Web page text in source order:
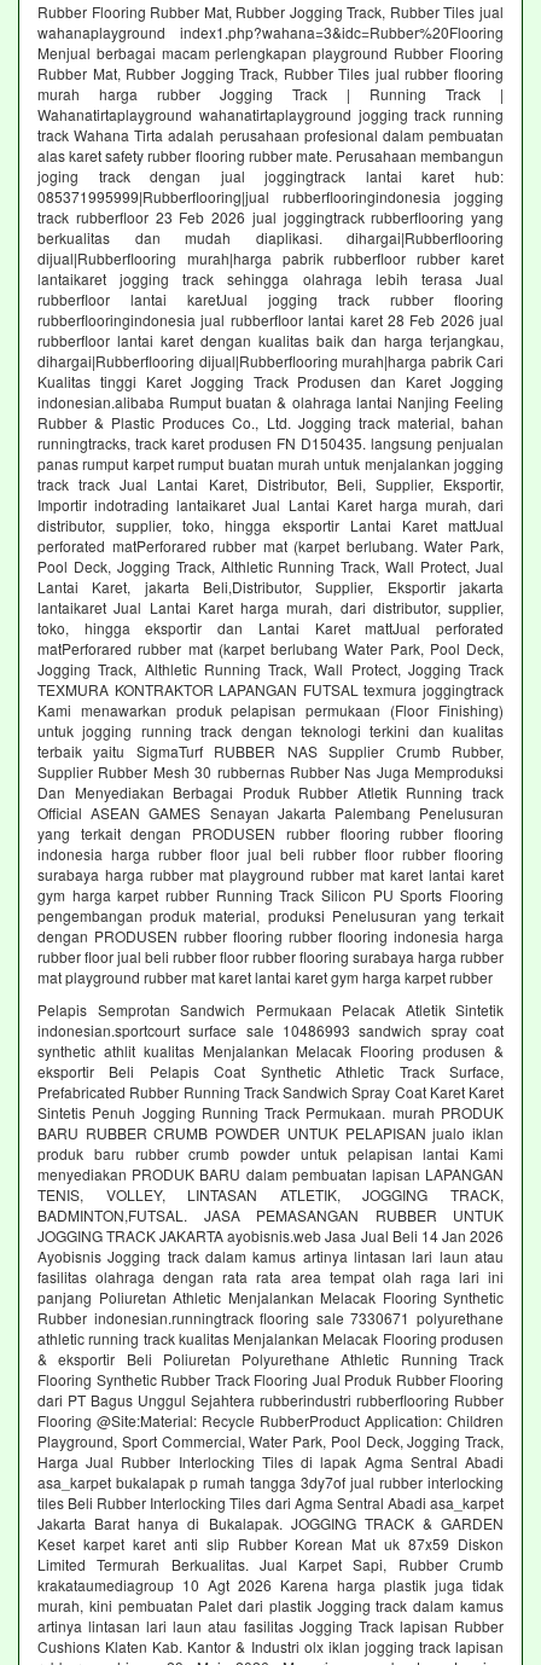
Rubber Flooring Rubber Mat, Rubber Jogging Track, Rubber Tiles jual
wahanaplayground index1.php?wahana=3&idc=Rubber%20Flooring
Menjual berbagai macam perlengkapan playground Rubber Flooring
Rubber Mat, Rubber Jogging Track, Rubber Tiles jual rubber flooring
murah harga rubber Jogging Track | Running Track |
Wahanatirtaplayground wahanatirtaplayground jogging track running
track Wahana Tirta adalah perusahaan profesional dalam pembuatan
alas karet safety rubber flooring rubber mate. Perusahaan membangun
joging track dengan jual joggingtrack lantai karet hub:
085371995999|Rubberflooring|jual rubberflooringindonesia jogging
track rubberfloor 23 Feb 2026 jual joggingtrack rubberflooring yang
berkualitas dan mudah diaplikasi. dihargai|Rubberflooring
dijual|Rubberflooring murah|harga pabrik rubberfloor rubber karet
lantaikaret jogging track sehingga olahraga lebih terasa Jual
rubberfloor lantai karetJual jogging track rubber flooring
rubberflooringindonesia jual rubberfloor lantai karet 28 Feb 2026 jual
rubberfloor lantai karet dengan kualitas baik dan harga terjangkau,
dihargai|Rubberflooring dijual|Rubberflooring murah|harga pabrik Cari
Kualitas tinggi Karet Jogging Track Produsen dan Karet Jogging
indonesian.alibaba Rumput buatan & olahraga lantai Nanjing Feeling
Rubber & Plastic Produces Co., Ltd. Jogging track material, bahan
runningtracks, track karet produsen FN D150435. langsung penjualan
panas rumput karpet rumput buatan murah untuk menjalankan jogging
track track Jual Lantai Karet, Distributor, Beli, Supplier, Eksportir,
Importir indotrading lantaikaret Jual Lantai Karet harga murah, dari
distributor, supplier, toko, hingga eksportir Lantai Karet mattJual
perforated matPerforared rubber mat (karpet berlubang. Water Park,
Pool Deck, Jogging Track, Althletic Running Track, Wall Protect, Jual
Lantai Karet, jakarta Beli,Distributor, Supplier, Eksportir jakarta
lantaikaret Jual Lantai Karet harga murah, dari distributor, supplier,
toko, hingga eksportir dan Lantai Karet mattJual perforated
matPerforared rubber mat (karpet berlubang Water Park, Pool Deck,
Jogging Track, Althletic Running Track, Wall Protect, Jogging Track
TEXMURA KONTRAKTOR LAPANGAN FUTSAL texmura joggingtrack
Kami menawarkan produk pelapisan permukaan (Floor Finishing)
untuk jogging running track dengan teknologi terkini dan kualitas
terbaik yaitu SigmaTurf RUBBER NAS Supplier Crumb Rubber,
Supplier Rubber Mesh 30 rubbernas Rubber Nas Juga Memproduksi
Dan Menyediakan Berbagai Produk Rubber Atletik Running track
Official ASEAN GAMES Senayan Jakarta Palembang Penelusuran
yang terkait dengan PRODUSEN rubber flooring rubber flooring
indonesia harga rubber floor jual beli rubber floor rubber flooring
surabaya harga rubber mat playground rubber mat karet lantai karet
gym harga karpet rubber Running Track Silicon PU Sports Flooring
pengembangan produk material, produksi Penelusuran yang terkait
dengan PRODUSEN rubber flooring rubber flooring indonesia harga
rubber floor jual beli rubber floor rubber flooring surabaya harga rubber
mat playground rubber mat karet lantai karet gym harga karpet rubber
Pelapis Semprotan Sandwich Permukaan Pelacak Atletik Sintetik
indonesian.sportcourt surface sale 10486993 sandwich spray coat
synthetic athlit kualitas Menjalankan Melacak Flooring produsen &
eksportir Beli Pelapis Coat Synthetic Athletic Track Surface,
Prefabricated Rubber Running Track Sandwich Spray Coat Karet Karet
Sintetis Penuh Jogging Running Track Permukaan. murah PRODUK
BARU RUBBER CRUMB POWDER UNTUK PELAPISAN jualo iklan
produk baru rubber crumb powder untuk pelapisan lantai Kami
menyediakan PRODUK BARU dalam pembuatan lapisan LAPANGAN
TENIS, VOLLEY, LINTASAN ATLETIK, JOGGING TRACK,
BADMINTON,FUTSAL. JASA PEMASANGAN RUBBER UNTUK
JOGGING TRACK JAKARTA ayobisnis.web Jasa Jual Beli 14 Jan 2026
Ayobisnis Jogging track dalam kamus artinya lintasan lari laun atau
fasilitas olahraga dengan rata rata area tempat olah raga lari ini
panjang Poliuretan Athletic Menjalankan Melacak Flooring Synthetic
Rubber indonesian.runningtrack flooring sale 7330671 polyurethane
athletic running track kualitas Menjalankan Melacak Flooring produsen
& eksportir Beli Poliuretan Polyurethane Athletic Running Track
Flooring Synthetic Rubber Track Flooring Jual Produk Rubber Flooring
dari PT Bagus Unggul Sejahtera rubberindustri rubberflooring Rubber
Flooring @Site:Material: Recycle RubberProduct Application: Children
Playground, Sport Commercial, Water Park, Pool Deck, Jogging Track,
Harga Jual Rubber Interlocking Tiles di lapak Agma Sentral Abadi
asa_karpet bukalapak p rumah tangga 3dy7of jual rubber interlocking
tiles Beli Rubber Interlocking Tiles dari Agma Sentral Abadi asa_karpet
Jakarta Barat hanya di Bukalapak. JOGGING TRACK & GARDEN
Keset karpet karet anti slip Rubber Korean Mat uk 87x59 Diskon
Limited Termurah Berkualitas. Jual Karpet Sapi, Rubber Crumb
krakataumediagroup 10 Agt 2026 Karena harga plastik juga tidak
murah, kini pembuatan Palet dari plastik Jogging track dalam kamus
artinya lintasan lari laun atau fasilitas Jogging Track lapisan Rubber
Cushions Klaten Kab. Kantor & Industri olx iklan jogging track lapisan